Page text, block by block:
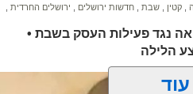
קטין שבת חדשות ירושלים ירושלים החרדית
נגד פעילות העסק בשבת •
הלילה